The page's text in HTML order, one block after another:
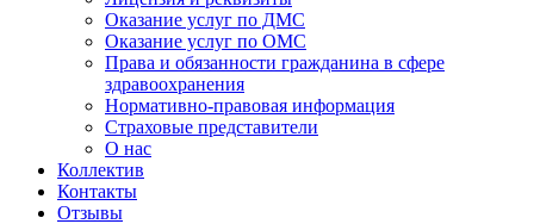
Оказание услуг по ДМС
Оказание услуг по ОМС
Права и обязанности гражданина в сфере
здравоохранения
Нормативно-правовая информация
Страховые представители
О нас
Коллектив
Контакты
Отзывы